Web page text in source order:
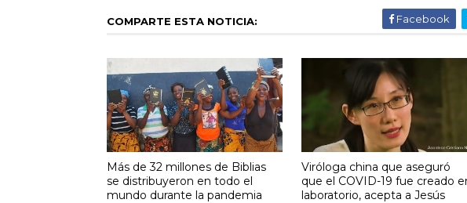
COMPARTE ESTA NOTICIA: Facebook
Más de 32 millones de Biblias
se distribuyeron en todo el
mundo durante la pandemia
Viróloga china que aseguró
que el COVID-19 fue creado
laboratorio, acepta a Jesús